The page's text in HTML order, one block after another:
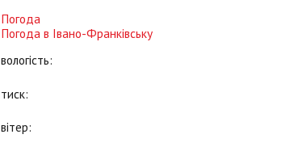
Погода
Погода в Івано-Франківську
вологість:
тиск:
вітер: